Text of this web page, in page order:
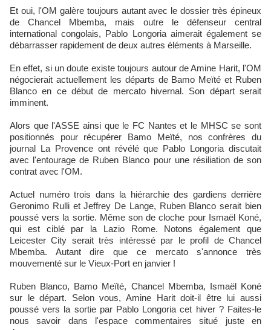
Et oui, l'OM galère toujours autant avec le dossier très épineux
de Chancel Mbemba, mais outre le défenseur central
international congolais, Pablo Longoria aimerait également se
débarrasser rapidement de deux autres éléments à Marseille.
En effet, si un doute existe toujours autour de Amine Harit, l'OM
négocierait actuellement les départs de Bamo Meïté et Ruben
Blanco en ce début de mercato hivernal. Son départ serait
imminent.
Alors que l'ASSE ainsi que le FC Nantes et le MHSC se sont
positionnés pour récupérer Bamo Meïté, nos confrères du
journal La Provence ont révélé que Pablo Longoria discutait
avec l'entourage de Ruben Blanco pour une résiliation de son
contrat avec l'OM.
Actuel numéro trois dans la hiérarchie des gardiens derrière
Geronimo Rulli et Jeffrey De Lange, Ruben Blanco serait bien
poussé vers la sortie. Même son de cloche pour Ismaël Koné,
qui est ciblé par la Lazio Rome. Notons également que
Leicester City serait très intéressé par le profil de Chancel
Mbemba. Autant dire que ce mercato s'annonce très
mouvementé sur le Vieux-Port en janvier !
Ruben Blanco, Bamo Meïté, Chancel Mbemba, Ismaël Koné
sur le départ. Selon vous, Amine Harit doit-il être lui aussi
poussé vers la sortie par Pablo Longoria cet hiver ? Faites-le
nous savoir dans l'espace commentaires situé juste en